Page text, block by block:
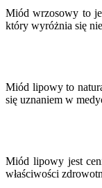
Miód wrzosowy to
który wyróżnia się
Miód lipowy to
się uznaniem w
Miód lipowy jest
właściwości
wpisu